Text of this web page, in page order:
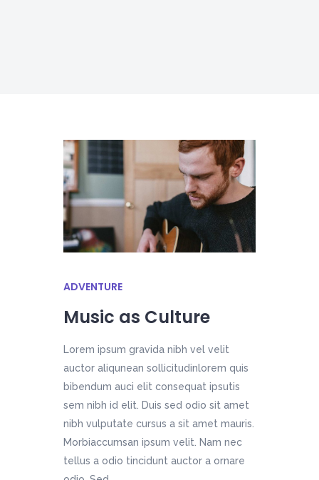
ADVENTURE
Music as Culture
Lorem ipsum gravida nibh vel velit
auctor aliqunean sollicitudinlorem quis
bibendum auci elit consequat ipsutis
sem nibh id elit. Duis sed odio sit amet
nibh vulputate cursus a sit amet mauris.
Morbiaccumsan ipsum velit. Nam nec
tellus a odio tincidunt auctor a ornare